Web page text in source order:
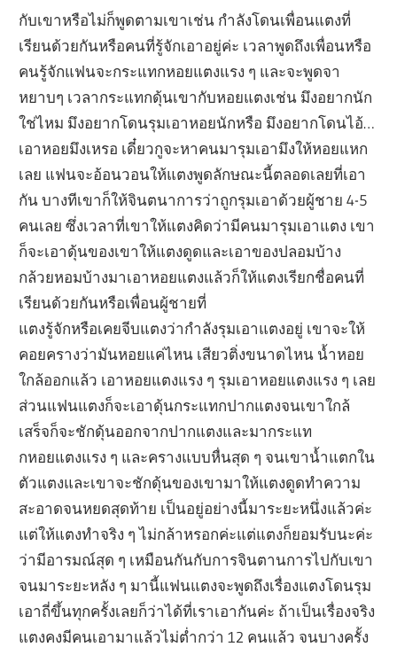
กับเขาหรือไม่ก็พูดตามเขาเช่น กำลังโดนเพื่อนแตงที่
เรียนด้วยกันหรือคนที่รู้จักเอาอยู่ค่ะ เวลาพูดถึงเพื่อนหรือ
คนรู้จักแฟนจะกระแทกหอยแตงแรง ๆ และจะพูดจา
หยาบๆ เวลากระแทกดุ้นเขากับหอยแตงเช่น มึงอยากนัก
ใช่ไหม มึงอยากโดนรุมเอาหอยนักหรือ มึงอยากโดนไอ้…
เอาหอยมึงเหรอ เดี๋ยวกูจะหาคนมารุมเอามึงให้หอยแหก
เลย แฟนจะอ้อนวอนให้แตงพูดลักษณะนี้ตลอดเลยที่เอา
กัน บางทีเขาก็ให้จินตนาการว่าถูกรุมเอาด้วยผู้ชาย 4-5
คนเลย ซึ่งเวลาที่เขาให้แตงคิดว่ามีคนมารุมเอาแตง เขา
ก็จะเอาดุ้นของเขาให้แตงดูดและเอาของปลอมบ้าง
กล้วยหอมบ้างมาเอาหอยแตงแล้วก็ให้แตงเรียกชื่อคนที่
เรียนด้วยกันหรือเพื่อนผู้ชายที่
แตงรู้จักหรือเคยจีบแตงว่ากำลังรุมเอาแตงอยู่ เขาจะให้
คอยครางว่ามันหอยแค่ไหน เสียวติ่งขนาดไหน น้ำหอย
ใกล้ออกแล้ว เอาหอยแตงแรง ๆ รุมเอาหอยแตงแรง ๆ เลย
ส่วนแฟนแตงก็จะเอาดุ้นกระแทกปากแตงจนเขาใกล้
เสร็จก็จะชักดุ้นออกจากปากแตงและมากระแท
กหอยแตงแรง ๆ และครางแบบหื่นสุด ๆ จนเขาน้ำแตกใน
ตัวแตงและเขาจะชักดุ้นของเขามาให้แตงดูดทำความ
สะอาดจนหยดสุดท้าย เป็นอยู่อย่างนี้มาระยะหนึ่งแล้วค่ะ
แต่ให้แตงทำจริง ๆ ไม่กล้าหรอกค่ะแต่แตงก็ยอมรับนะค่ะ
ว่ามีอารมณ์สุด ๆ เหมือนกันกับการจินตานการไปกับเขา
จนมาระยะหลัง ๆ มานี้แฟนแตงจะพูดถึงเรื่องแตงโดนรุม
เอาถี่ขึ้นทุกครั้งเลยก็ว่าได้ที่เราเอากันค่ะ ถ้าเป็นเรื่องจริง
แตงคงมีคนเอามาแล้วไม่ต่ำกว่า 12 คนแล้ว จนบางครั้ง